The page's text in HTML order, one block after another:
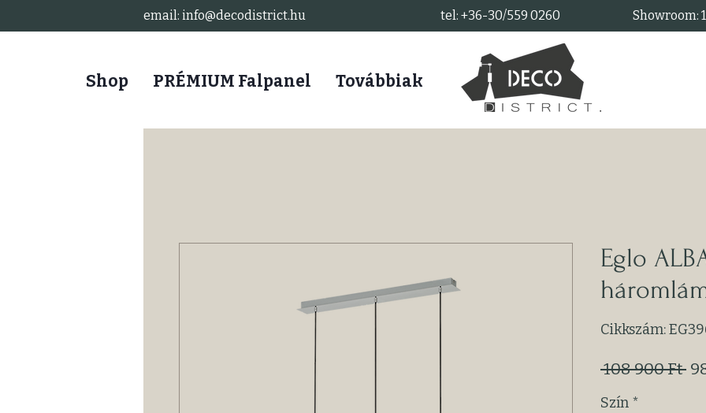
email: info@decodistrict.hu tel: +36-30/559 0260 Showroom:
Shop PRÉMIUM Falpanel Továbbiak
Eglo
Cikkszám:
108 900 Ft
Szín *